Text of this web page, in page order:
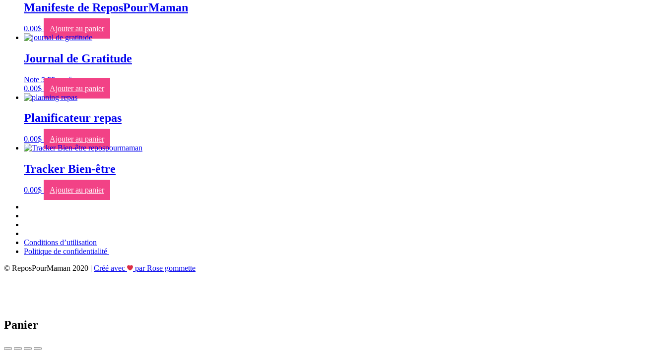
Manifeste de ReposPourMaman
0.00$ Ajouter au panier
Journal de Gratitude
Note 5.00sur 5
0.00$ Ajouter au panier
Planificateur repas
0.00$ Ajouter au panier
Tracker Bien-être
0.00$ Ajouter au panier
Conditions d’utilisation
Politique de confidentialité
© ReposPourMaman 2020 | Créé avec par Rose gommette
Panier